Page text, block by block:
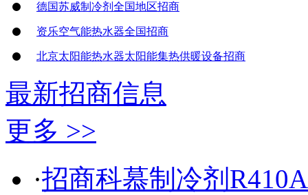
德国苏威制冷剂全国地区招商
资乐空气能热水器全国招商
北京太阳能热水器太阳能集热供暖设备招商
最新招商信息
更多 >>
·招商科慕制冷剂